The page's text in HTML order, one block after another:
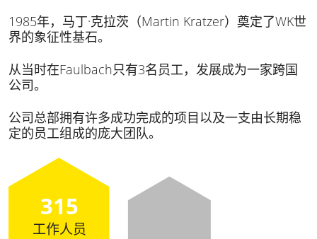
1985年，马丁·克拉茨（Martin Kratzer）奠定了WK世
界的象征性基石。
从当时在Faulbach只有3名员工，发展成为一家跨国
公司。
公司总部拥有许多成功完成的项目以及一支由长期稳
定的员工组成的庞大团队。
315
工作人员